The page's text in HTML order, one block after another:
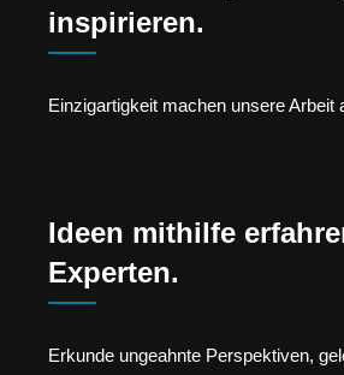
inspirieren.
Einzigartigkeit machen unsere Arbeit
Ideen mithilfe
Experten.
Erkunde ungeahnte Perspektiven,